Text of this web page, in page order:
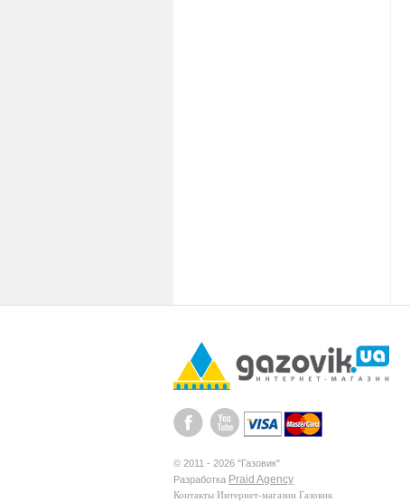
© 2011 - 2026 "Газовик"
Разработка Praid Agency
Контакты Интернет-магазин Газовик